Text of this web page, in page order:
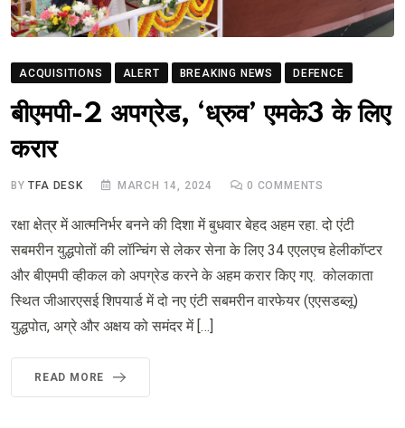
ACQUISITIONS ALERT BREAKING NEWS DEFENCE
बीएमपी-2 अपग्रेड, ‘ध्रुव’ एमके3 के लिए
करार
BYTFA DESK MARCH 14, 2024 0 COMMENTS
रक्षा क्षेत्र में आत्मनिर्भर बनने की दिशा में बुधवार बेहद अहम रहा. दो एंटी
सबमरीन युद्धपोतों की लॉन्चिंग से लेकर सेना के लिए 34 एएलएच हेलीकॉप्टर
और बीएमपी व्हीकल को अपग्रेड करने के अहम करार किए गए. कोलकाता
स्थित जीआरएसई शिपयार्ड में दो नए एंटी सबमरीन वारफेयर (एएसडब्लू)
युद्धपोत, अग्रे और अक्षय को समंदर में […]
READ MORE